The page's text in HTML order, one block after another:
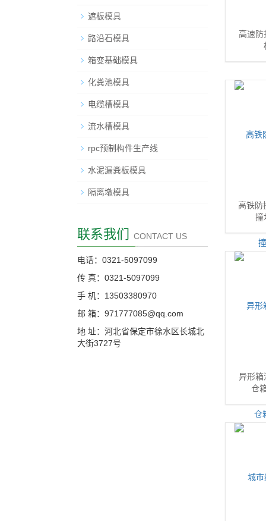
高速防
高铁防
撞
异形箱
仓
遮板模具
路沿石模具
箱变基础模具
化粪池模具
电缆槽模具
流水槽模具
rpc预制构件生产线
水泥漏粪板模具
隔离墩模具
联系我们 CONTACT US
电话：0321-5097099
传 真：0321-5097099
手 机：13503380970
邮 箱：971777085@qq.com
地 址：河北省保定市徐水区长城北
大街3727号